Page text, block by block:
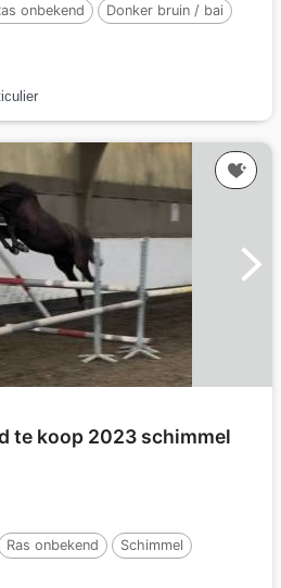
onbekend
Donker bruin / bai
te koop 2023 schimmel
Ras onbekend
Schimmel